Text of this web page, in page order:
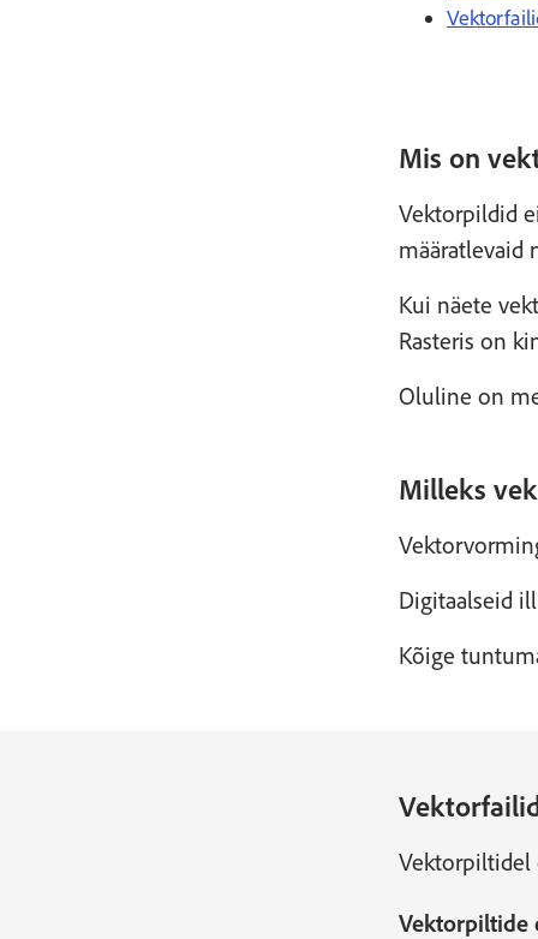
Mis on
Vektorpildid
määratlevaid
Kui näete
Rasteris on
Oluline on
Milleks
Digitaalseid
Kõige
Vektorpiltidel
Vektorpiltide